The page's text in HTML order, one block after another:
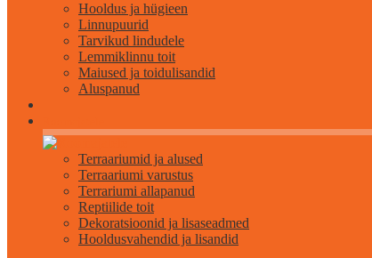
Hooldus ja hügieen
Linnupuurid
Tarvikud lindudele
Lemmiklinnu toit
Maiused ja toidulisandid
Aluspanud
Terraariumid ja alused
Terraariumi varustus
Terrariumi allapanud
Reptiilide toit
Dekoratsioonid ja lisaseadmed
Hooldusvahendid ja lisandid